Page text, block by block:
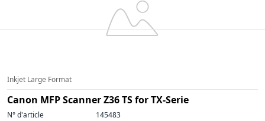
Inkjet Large Format
Canon MFP Scanner Z36 TS for TX-Serie
N° d'article
145483